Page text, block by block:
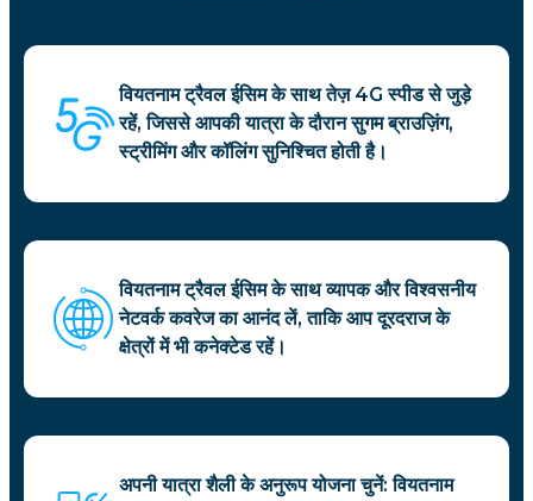
वियतनाम ट्रैवल ईसिम के साथ तेज़ 4G स्पीड से जुड़े
रहें, जिससे आपकी यात्रा के दौरान सुगम ब्राउज़िंग,
स्ट्रीमिंग और कॉलिंग सुनिश्चित होती है।
वियतनाम ट्रैवल ईसिम के साथ व्यापक और विश्वसनीय
नेटवर्क कवरेज का आनंद लें, ताकि आप दूरदराज के
क्षेत्रों में भी कनेक्टेड रहें।
अपनी यात्रा शैली के अनुरूप योजना चुनें: वियतनाम